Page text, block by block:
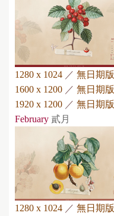
1280 x 1024 ／ 無日期版
1600 x 1200 ／ 無日期版
1920 x 1200 ／ 無日期版
February 貳月
1280 x 1024 ／ 無日期版